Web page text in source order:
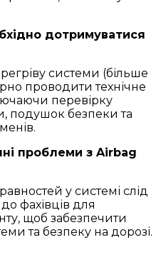
дотримуватися
системи (більше
проводити технічне
перевірку
подушок безпеки та
проблеми з Airbag
у системі слід
фахівців для
щоб забезпечити
та безпеку на дорозі.